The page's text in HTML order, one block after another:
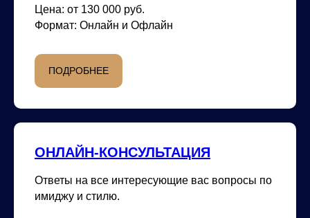
Проектная работа и
ТНК ГАЗПРОМ, СПбМЭФ.
Cотрудничала с топовыми
В 2011 году основала проект по
которого было реализовано
В 2016 году основала
Опыт
Цена: от 130 000 руб.
Формат: Онлайн и Офлайн
ПОДРОБНЕЕ
ОНЛАЙН-КОНСУЛЬТАЦИЯ
Ответы на все интересующие вас вопросы по
имиджу и стилю.